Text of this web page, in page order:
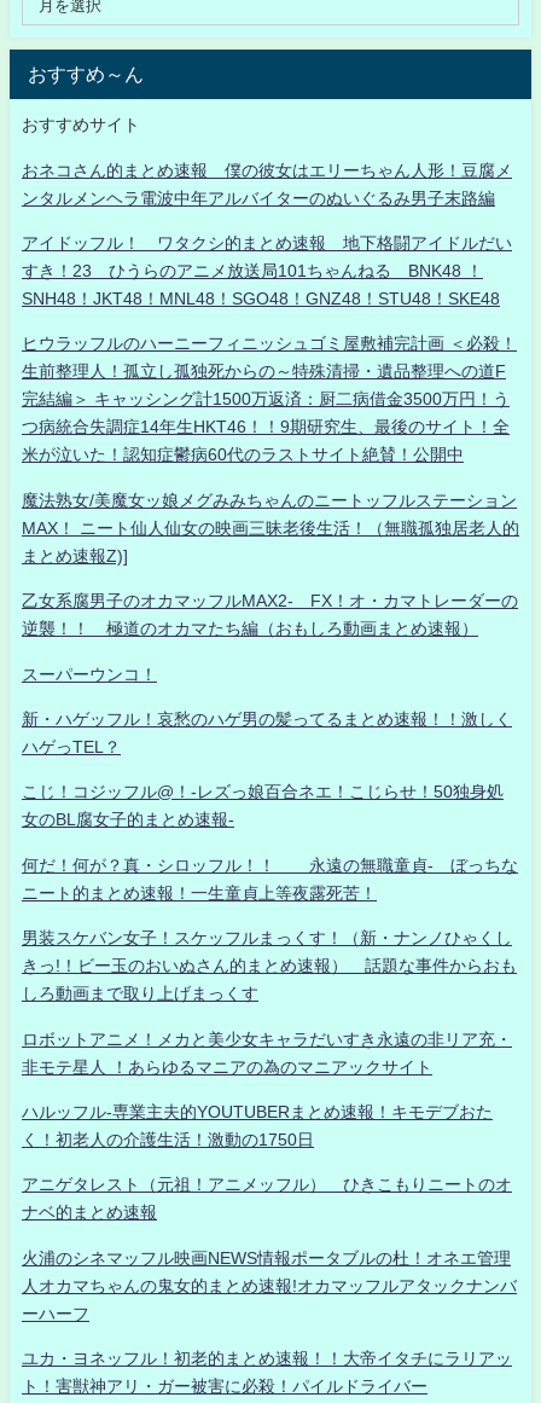
おすすめ～ん
おすすめサイト
おネコさん的まとめ速報 僕の彼女はエリーちゃん人形！豆腐メ
ンタルメンヘラ電波中年アルバイターのぬいぐるみ男子末路編
アイドッフル！ ワタクシ的まとめ速報 地下格闘アイドルだい
すき！23 ひうらのアニメ放送局101ちゃんねる BNK48 ！
SNH48！JKT48！MNL48！SGO48！GNZ48！STU48！SKE48
ヒウラッフルのハーニーフィニッシュゴミ屋敷補完計画 ＜必殺！
生前整理人！孤立し孤独死からの～特殊清掃・遺品整理への道F
完結編＞ キャッシング計1500万返済：厨二病借金3500万円！う
つ病統合失調症14年生HKT46！！9期研究生、最後のサイト！全
米が泣いた！認知症鬱病60代のラストサイト絶賛！公開中
魔法熟女/美魔女ッ娘メグみみちゃんのニートッフルステーション
MAX！ ニート仙人仙女の映画三昧老後生活！（無職孤独居老人的
まとめ速報Z)]
乙女系腐男子のオカマッフルMAX2- FX！オ・カマトレーダーの
逆襲！！ 極道のオカマたち編（おもしろ動画まとめ速報）
スーパーウンコ！
新・ハゲッフル！哀愁のハゲ男の髪ってるまとめ速報！！激しく
ハゲっTEL？
こじ！コジッフル@！-レズっ娘百合ネエ！こじらせ！50独身処
女のBL腐女子的まとめ速報-
何だ！何が？真・シロッフル！！ 永遠の無職童貞- ぼっちな
ニート的まとめ速報！一生童貞上等夜露死苦！
男装スケバン女子！スケッフルまっくす！（新・ナンノひゃくし
きっ!！ビー玉のおいぬさん的まとめ速報） 話題な事件からおも
しろ動画まで取り上げまっくす
ロボットアニメ！メカと美少女キャラだいすき永遠の非リア充・
非モテ星人 ！あらゆるマニアの為のマニアックサイト
ハルッフル-専業主夫的YOUTUBERまとめ速報！キモデブおた
く！初老人の介護生活！激動の1750日
アニゲタレスト（元祖！アニメッフル） ひきこもりニートのオ
ナベ的まとめ速報
火浦のシネマッフル映画NEWS情報ポータブルの杜！オネエ管理
人オカマちゃんの鬼女的まとめ速報!オカマッフルアタックナンバ
ーハーフ
ユカ・ヨネッフル！初老的まとめ速報！！大帝イタチにラリアッ
ト！害獣神アリ・ガー被害に必殺！パイルドライバー